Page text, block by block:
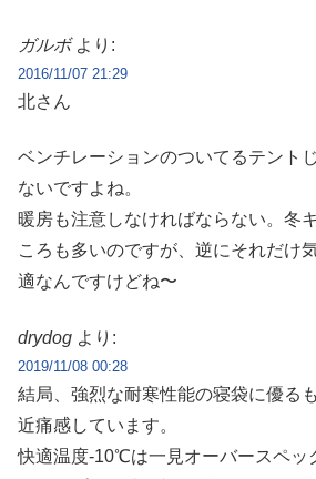
ガルボ より:
2016/11/07 21:29
北さん
ベンチレーションのついてるテント
ないですよね。
暖房も注意しなければならない。冬
ころも多いのですが、逆にそれだけ
適なんですけどね〜
drydog より:
2019/11/08 00:28
結局、強烈な耐寒性能の寝袋に優る
近痛感しています。
快適温度-10℃は一見オーバースペッ